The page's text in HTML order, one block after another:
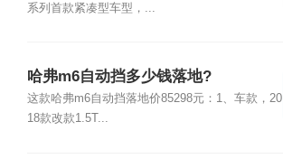
系列首款紧凑型车型，...
哈弗m6自动挡多少钱落地?
这款哈弗m6自动挡落地价85298元：1、车款，20
18款改款1.5T...